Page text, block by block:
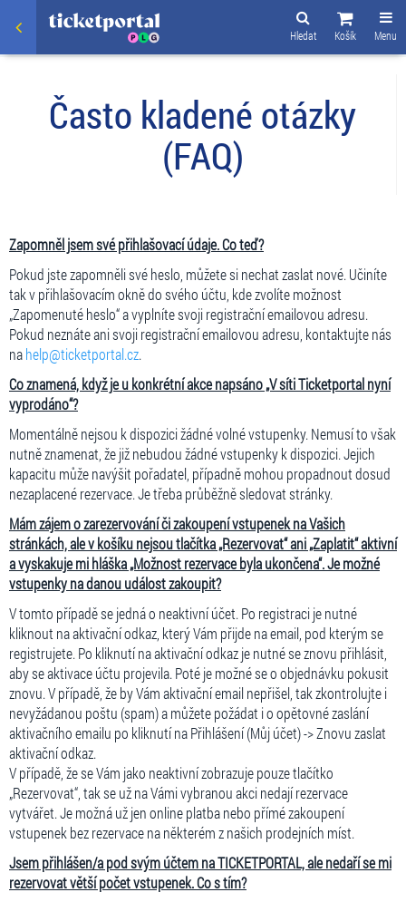
Menu
Košík
Hledat
Často kladené otázky
(FAQ)
Zapomněl jsem své přihlašovací údaje. Co teď?
Pokud jste zapomněli své heslo, můžete si nechat zaslat nové. Učiníte
tak v přihlašovacím okně do svého účtu, kde zvolíte možnost
„Zapomenuté heslo“ a vyplníte svoji registrační emailovou adresu.
Pokud neznáte ani svoji registrační emailovou adresu, kontaktujte nás
nahelp@ticketportal.cz.
Co znamená, když je u konkrétní akce napsáno „V síti Ticketportal nyní
vyprodáno“?
Momentálně nejsou k dispozici žádné volné vstupenky. Nemusí to však
nutně znamenat, že již nebudou žádné vstupenky k dispozici. Jejich
kapacitu může navýšit pořadatel, případně mohou propadnout dosud
nezaplacené rezervace. Je třeba průběžně sledovat stránky.
Mám zájem o zarezervování či zakoupení vstupenek na Vašich
stránkách, ale v košíku nejsou tlačítka „Rezervovat“ ani „Zaplatit“ aktivní
a vyskakuje mi hláška „Možnost rezervace byla ukončena“. Je možné
vstupenky na danou událost zakoupit?
V tomto případě se jedná o neaktivní účet. Po registraci je nutné
kliknout na aktivační odkaz, který Vám přijde na email, pod kterým se
registrujete. Po kliknutí na aktivační odkaz je nutné se znovu přihlásit,
aby se aktivace účtu projevila. Poté je možné se o objednávku pokusit
znovu. V případě, že by Vám aktivační email nepřišel, tak zkontrolujte i
nevyžádanou poštu (spam) a můžete požádat i o opětovné zaslání
aktivačního emailu po kliknutí na Přihlášení (Můj účet) -> Znovu zaslat
aktivační odkaz.
V případě, že se Vám jako neaktivní zobrazuje pouze tlačítko
„Rezervovat“, tak se už na Vámi vybranou akci nedají rezervace
vytvářet. Je možná už jen online platba nebo přímé zakoupení
vstupenek bez rezervace na některém z našich prodejních míst.
Jsem přihlášen/a pod svým účtem na TICKETPORTAL, ale nedaří se mi
rezervovat větší počet vstupenek. Co s tím?